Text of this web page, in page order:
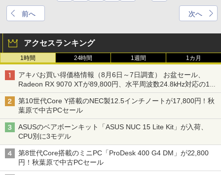
前へ 次へ
アクセスランキング
1時間 24時間 1週間 1カ月
アキバお買い得価格情報（8月6日～7日調査） お盆セール、
Radeon RX 9070 XTが89,800円、水平周波数24.8kHz対応の17
型モニターが9,801円、暑さ指数連動セール ほか
第10世代Core Y搭載のNEC製12.5インチノートが17,800円！秋
葉原で中古PCセール
ASUSのベアボーンキット「ASUS NUC 15 Lite Kit」が入荷、
CPU別に3モデル
第8世代Core搭載のミニPC「ProDesk 400 G4 DM」が22,800
円！秋葉原で中古PCセール